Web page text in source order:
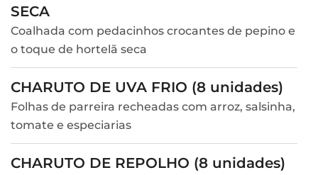
SECA
Coalhada com pedacinhos crocantes de pepino e
o toque de hortelã seca
CHARUTO DE UVA FRIO (8 unidades)
Folhas de parreira recheadas com arroz, salsinha,
tomate e especiarias
CHARUTO DE REPOLHO (8 unidades)